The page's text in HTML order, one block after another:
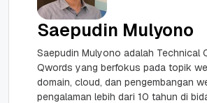
Saepudin Mulyono
Saepudin Mulyono adalah Technical
Qwords yang berfokus pada topik
domain, cloud, dan pengembangan
pengalaman lebih dari 10 tahun di